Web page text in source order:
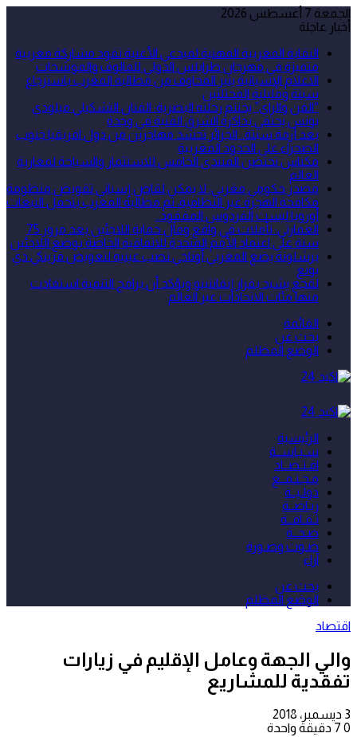
الجمعة 7 أغسطس 2026
أخبار عاجلة
النقابة المغربية المهنية لمبدعي الأغنية تقود مشاركة مغربية
متميزة في مهرجان طرابلس الدولي للمالوف والموشحات
الاعلام الإسبانية يثير المخاوف من مطالبة المغرب باسترجاع
سبتة ومليلية المحتلتين
“الفن والراي” يختتم رحلته البصرية: الفنان التشكيلي ميلودي
يونس يحتفي بذاكرة الشرق الفنية في وجدة
بعد أزمة سبتة.. الجزائر تحشد مهاجرين من دول افريقيا جنوب
الصحراء على الحدود المغربية
مكناس تحتضن المنتدى الخامس للاستثمار والسياحة لمغاربة
العالم
مصدر حكومي مغربي: لا يمكن لقاض إسباني تقويض منظومة
مكافحة الهجرة غير النظامية، ثم مطالبة المغرب بتحمل التبعات
أوروبا ليست الفردوس المفقود..
العمارتي: تأملات في واقع ومآل حماية اللاجئين بعد مرور 75
سنة على اعتماد الأمم المتحدة للاتفاقية الخاصة بوضع اللاجئين
برشلونة يضع المغربي أوناحي نصب عينيه لتعويض فرينكي دي
يونغ
لقجع يشيد بقرار إنفانتينو ويؤكد أن برامج التنمية استفادت
منها مئات الاتحادات عبر العالم
القائمة
بحث عن
الوضع المظلم
الرئيسية
سـيـاســة
اقـتـصــاد
مـجـتـمــع
دولـيــة
ريـاضــة
ثـقـافــة
صـحــة
صـوت وصـورة
آراء
بحث عن
الوضع المظلم
اقتصاد
والي الجهة وعامل الإقليم في زيارات
تفقدية للمشاريع
3 ديسمبر، 2018
0
دقيقة واحدة